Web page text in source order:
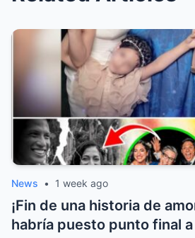
News • 1 week ago
¡Fin de una historia de
habría puesto punto final